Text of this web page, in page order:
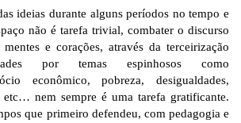
ideias durante alguns períodos no tempo e
não é tarefa trivial, combater o discurso
e corações, através da terceirização
por temas espinhosos como
econômico, pobreza, desigualdades,
nem sempre é uma tarefa gratificante.
que primeiro defendeu, com pedagogia e